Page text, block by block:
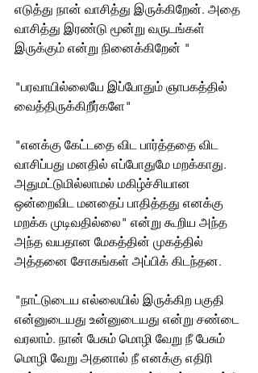
எடுத்து நான் வாசித்து இருக்கிறேன். அதை
வாசித்து இரண்டு மூன்று வருடங்கள்
இருக்கும் என்று நினைக்கிறேன் "
"பரவாயில்லையே இப்போதும் ஞாபகத்தில்
வைத்திருக்கிறீர்களே"
"எனக்கு கேட்டதை விட பார்த்ததை விட
வாசிப்பது மனதில் எப்போதுமே மறக்காது.
அதுமட்டுமில்லாமல் மகிழ்ச்சியான
ஒன்றைவிட மனதைப் பாதித்தது எனக்கு
மறக்க முடிவதில்லை" என்று கூறிய அந்த
அந்த வயதான மேகத்தின் முகத்தில்
அத்தனை சோகங்கள் அப்பிக் கிடந்தன.
"நாட்டுடைய எல்லையில் இருக்கிற பகுதி
என்னுடையது உன்னுடையது என்று சண்டை
வரலாம். நான் பேசும் மொழி வேறு நீ பேசும்
மொழி வேறு அதனால் நீ எனக்கு எதிரி